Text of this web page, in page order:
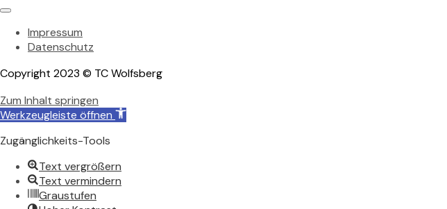
Impressum
Datenschutz
Copyright 2023 © TC Wolfsberg
Zum Inhalt springen
Werkzeugleiste öffnen
Zugänglichkeits-Tools
Text vergrößern
Text vermindern
Graustufen